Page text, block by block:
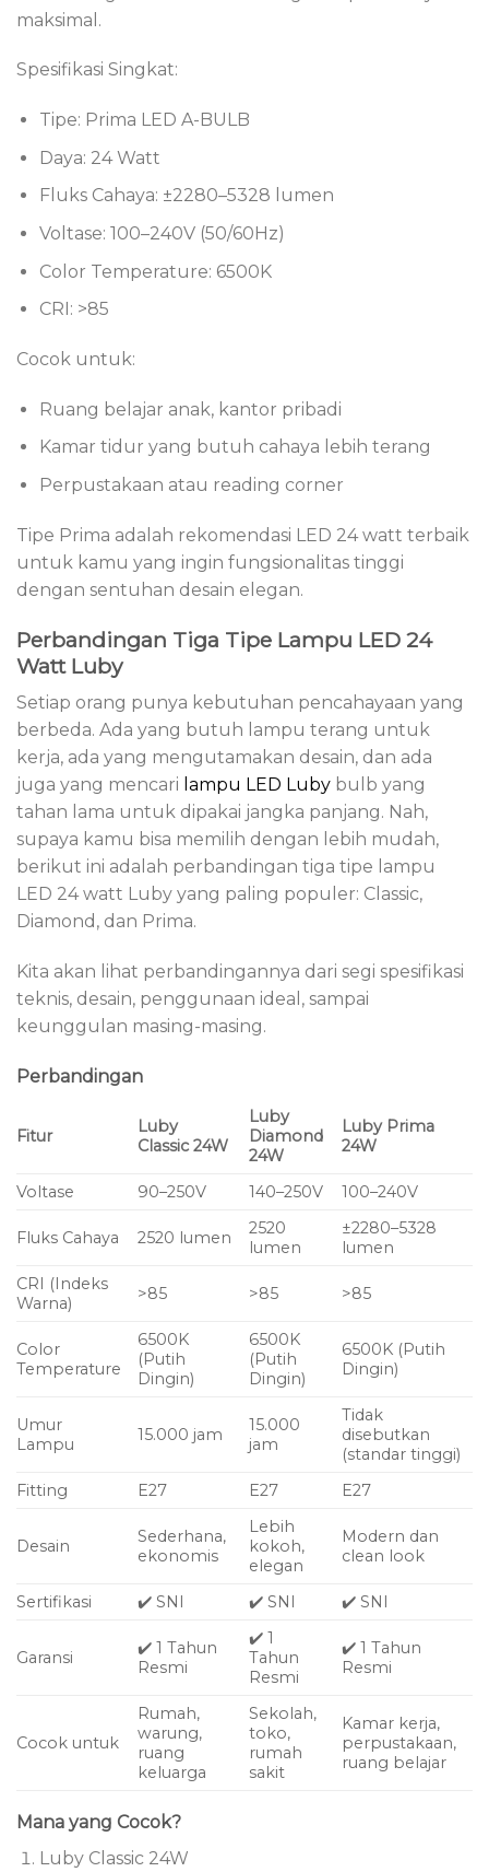
maksimal.
Spesifikasi Singkat:
Tipe: Prima LED A-BULB
Daya: 24 Watt
Fluks Cahaya: ±2280–5328 lumen
Voltase: 100–240V (50/60Hz)
Color Temperature: 6500K
CRI: >85
Cocok untuk:
Ruang belajar anak, kantor pribadi
Kamar tidur yang butuh cahaya lebih terang
Perpustakaan atau reading corner
Tipe Prima adalah rekomendasi LED 24 watt terbaik
untuk kamu yang ingin fungsionalitas tinggi
dengan sentuhan desain elegan.
Perbandingan Tiga Tipe Lampu LED 24
Watt Luby
Setiap orang punya kebutuhan pencahayaan yang
berbeda. Ada yang butuh lampu terang untuk
kerja, ada yang mengutamakan desain, dan ada
juga yang mencari lampu LED Luby bulb yang
tahan lama untuk dipakai jangka panjang. Nah,
supaya kamu bisa memilih dengan lebih mudah,
berikut ini adalah perbandingan tiga tipe lampu
LED 24 watt Luby yang paling populer: Classic,
Diamond, dan Prima.
Kita akan lihat perbandingannya dari segi spesifikasi
teknis, desain, penggunaan ideal, sampai
keunggulan masing-masing.
Perbandingan
Fitur
Luby
Classic 24W
Luby
Diamond
24W
Luby Prima
24W
Voltase 90–250V 140–250V 100–240V
Fluks Cahaya 2520 lumen
2520
lumen
±2280–5328
lumen
CRI (Indeks
Warna)
>85 >85 >85
Color
Temperature
6500K
(Putih
Dingin)
6500K
(Putih
Dingin)
6500K (Putih
Dingin)
Umur
Lampu
15.000 jam
15.000
jam
Tidak
disebutkan
(standar tinggi)
Fitting
E27 E27 E27
Desain
Sederhana,
ekonomis
Lebih
kokoh,
elegan
Modern dan
clean look
Sertifikasi ✔️ SNI ✔️ SNI ✔️ SNI
Garansi
✔️ 1 Tahun
Resmi
✔️ 1
Tahun
Resmi
✔️ 1 Tahun
Resmi
Cocok untuk
Rumah,
warung,
ruang
keluarga
Sekolah,
toko,
rumah
sakit
Kamar kerja,
perpustakaan,
ruang belajar
Mana yang Cocok?
Luby Classic 24W